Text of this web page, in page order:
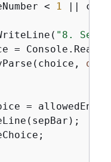
< 1 ||
"8.
=
out
=